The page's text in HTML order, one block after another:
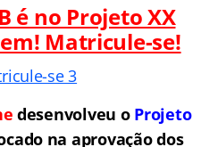
é no Projeto XX
Matricule-se!
desenvolveu o Projeto
cado na aprovação dos